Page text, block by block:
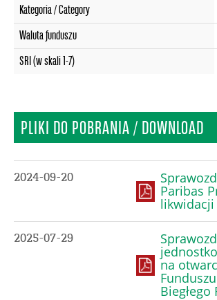
Kategoria / Category
Waluta funduszu
SRI (w skali 1-7)
PLIKI DO POBRANIA / DOWNLOAD
2024-09-20
Paribas
likwidacji
2025-07-29
na
Biegłego